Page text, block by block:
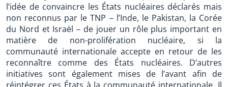
l’idée de convaincre les États nucléaires déclarés mais
non reconnus par le TNP – l’Inde, le Pakistan, la Corée
du Nord et Israël – de jouer un rôle plus important en
matière de non-prolifération nucléaire, si la
communauté internationale accepte en retour de les
reconnaître comme des États nucléaires. D’autres
initiatives sont également mises de l’avant afin de